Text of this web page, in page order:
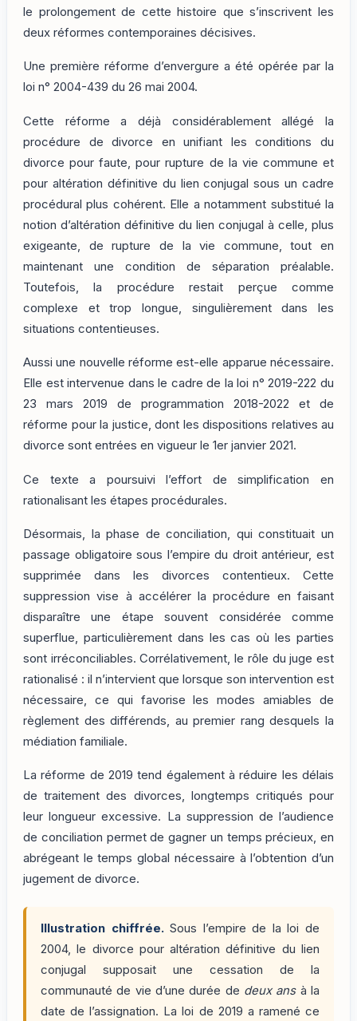
le prolongement de cette histoire que s’inscrivent les
deux réformes contemporaines décisives.
Une première réforme d’envergure a été opérée par la
loi n° 2004-439 du 26 mai 2004.
Cette réforme a déjà considérablement allégé la
procédure de divorce en unifiant les conditions du
divorce pour faute, pour rupture de la vie commune et
pour altération définitive du lien conjugal sous un cadre
procédural plus cohérent. Elle a notamment substitué la
notion d’altération définitive du lien conjugal à celle, plus
exigeante, de rupture de la vie commune, tout en
maintenant une condition de séparation préalable.
Toutefois, la procédure restait perçue comme
complexe et trop longue, singulièrement dans les
situations contentieuses.
Aussi une nouvelle réforme est-elle apparue nécessaire.
Elle est intervenue dans le cadre de la loi n° 2019-222 du
23 mars 2019 de programmation 2018-2022 et de
réforme pour la justice, dont les dispositions relatives au
divorce sont entrées en vigueur le 1er janvier 2021.
Ce texte a poursuivi l’effort de simplification en
rationalisant les étapes procédurales.
Désormais, la phase de conciliation, qui constituait un
passage obligatoire sous l’empire du droit antérieur, est
supprimée dans les divorces contentieux. Cette
suppression vise à accélérer la procédure en faisant
disparaître une étape souvent considérée comme
superflue, particulièrement dans les cas où les parties
sont irréconciliables. Corrélativement, le rôle du juge est
rationalisé : il n’intervient que lorsque son intervention est
nécessaire, ce qui favorise les modes amiables de
règlement des différends, au premier rang desquels la
médiation familiale.
La réforme de 2019 tend également à réduire les délais
de traitement des divorces, longtemps critiqués pour
leur longueur excessive. La suppression de l’audience
de conciliation permet de gagner un temps précieux, en
abrégeant le temps global nécessaire à l’obtention d’un
jugement de divorce.
Illustration chiffrée.Sous l’empire de la loi de
2004, le divorce pour altération définitive du lien
conjugal supposait une cessation de la
communauté de vie d’une durée de deux ansà la
date de l’assignation. La loi de 2019 a ramené ce